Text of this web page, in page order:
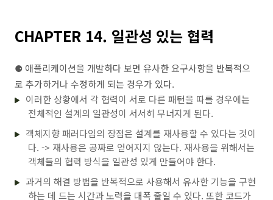
CHAPTER 14. 일관성 있는 협력
⚈ 애플리케이션을 개발하다 보면 유사한 요구사항을 반복적으
로 추가하거나 수정하게 되는 경우가 있다.
이러한 상황에서 각 협력이 서로 다른 패턴을 따를 경우에는
전체적인 설계의 일관성이 서서히 무너지게 된다.
객체지향 패러다임의 장점은 설계를 재사용할 수 있다는 것이
다. -> 재사용은 공짜로 얻어지지 않는다. 재사용을 위해서는
객체들의 협력 방식을 일관성 있게 만들어야 한다.
과거의 해결 방법을 반복적으로 사용해서 유사한 기능을 구현
하는 데 드는 시간과 노력을 대폭 줄일 수 있다. 또한 코드가